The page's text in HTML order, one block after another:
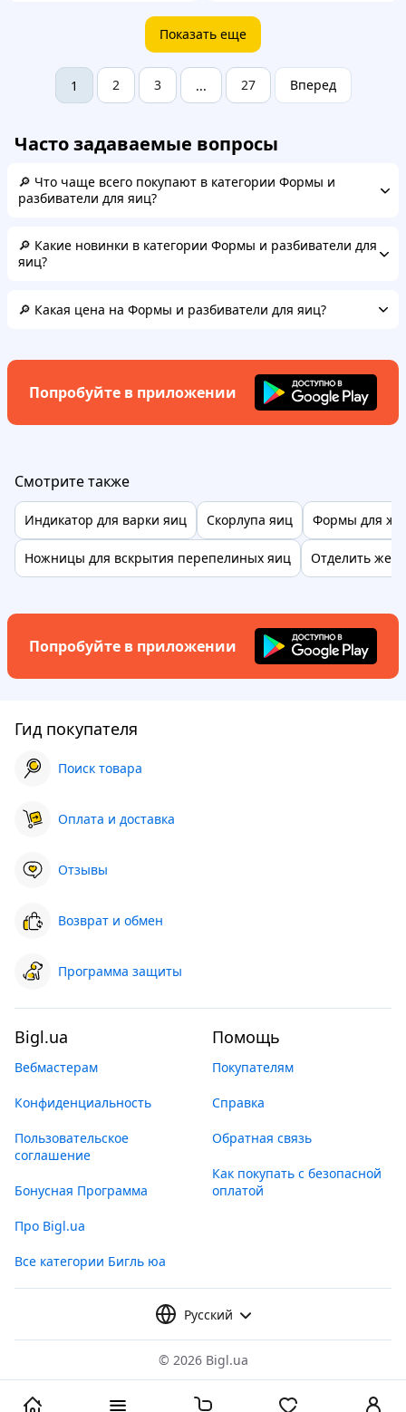
Показать еще
1 2 3 ... 27 Вперед
Часто задаваемые вопросы
🔎 Что чаще всего покупают в категории Формы и
разбиватели для яиц?
🔎 Какие новинки в категории Формы и разбиватели для
яиц?
🔎 Какая цена на Формы и разбиватели для яиц?
Попробуйте в приложении
Смотрите также
Индикатор для варки яиц Скорлупа яиц Формы для
Ножницы для вскрытия перепелиных яиц Отделить
Попробуйте в приложении
Гид покупателя
Поиск товара
Оплата и доставка
Отзывы
Возврат и обмен
Программа защиты
Bigl.ua
Вебмастерам
Конфиденциальность
Пользовательское
соглашение
Бонусная Программа
Про Bigl.ua
Все категории Бигль юа
Помощь
Покупателям
Справка
Обратная связь
Как покупать с безопасной
оплатой
Русский
© 2026 Bigl.ua